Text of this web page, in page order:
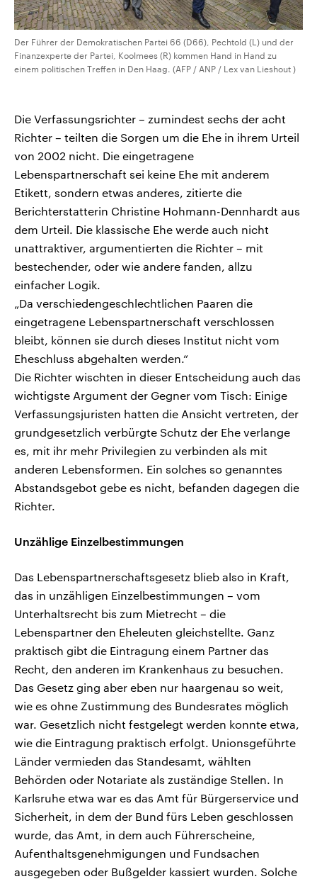
Der Führer der Demokratischen Partei 66 (D66), Pechtold (L) und der
Finanzexperte der Partei, Koolmees (R) kommen Hand in Hand zu
einem politischen Treffen in Den Haag. (AFP / ANP / Lex van Lieshout )
Die Verfassungsrichter – zumindest sechs der acht
Richter – teilten die Sorgen um die Ehe in ihrem Urteil
von 2002 nicht. Die eingetragene
Lebenspartnerschaft sei keine Ehe mit anderem
Etikett, sondern etwas anderes, zitierte die
Berichterstatterin Christine Hohmann-Dennhardt aus
dem Urteil. Die klassische Ehe werde auch nicht
unattraktiver, argumentierten die Richter – mit
bestechender, oder wie andere fanden, allzu
einfacher Logik.
„Da verschiedengeschlechtlichen Paaren die
eingetragene Lebenspartnerschaft verschlossen
bleibt, können sie durch dieses Institut nicht vom
Eheschluss abgehalten werden.“
Die Richter wischten in dieser Entscheidung auch das
wichtigste Argument der Gegner vom Tisch: Einige
Verfassungsjuristen hatten die Ansicht vertreten, der
grundgesetzlich verbürgte Schutz der Ehe verlange
es, mit ihr mehr Privilegien zu verbinden als mit
anderen Lebensformen. Ein solches so genanntes
Abstandsgebot gebe es nicht, befanden dagegen die
Richter.
Unzählige Einzelbestimmungen
Das Lebenspartnerschaftsgesetz blieb also in Kraft,
das in unzähligen Einzelbestimmungen – vom
Unterhaltsrecht bis zum Mietrecht – die
Lebenspartner den Eheleuten gleichstellte. Ganz
praktisch gibt die Eintragung einem Partner das
Recht, den anderen im Krankenhaus zu besuchen.
Das Gesetz ging aber eben nur haargenau so weit,
wie es ohne Zustimmung des Bundesrates möglich
war. Gesetzlich nicht festgelegt werden konnte etwa,
wie die Eintragung praktisch erfolgt. Unionsgeführte
Länder vermieden das Standesamt, wählten
Behörden oder Notariate als zuständige Stellen. In
Karlsruhe etwa war es das Amt für Bürgerservice und
Sicherheit, in dem der Bund fürs Leben geschlossen
wurde, das Amt, in dem auch Führerscheine,
Aufenthaltsgenehmigungen und Fundsachen
ausgegeben oder Bußgelder kassiert wurden. Solche